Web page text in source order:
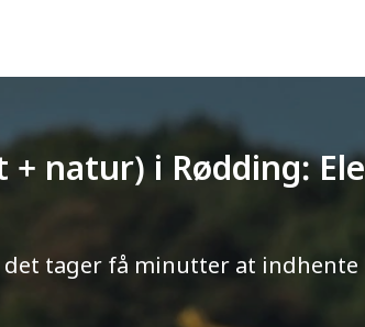
natur) i Rødding:
tager få minutter at